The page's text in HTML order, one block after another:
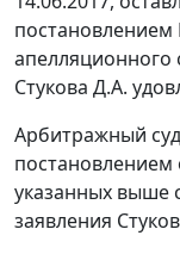
апелляционного
Стукова Д.А.
Арбитражный суд
постановлением
указанных выше
заявления